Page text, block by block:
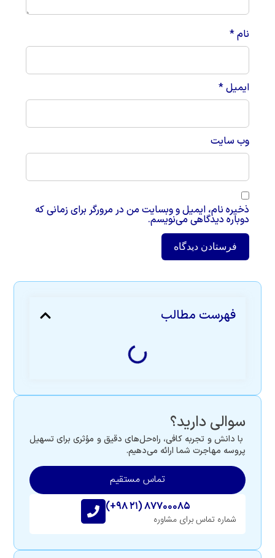
فهرست مطالب
سوالی دارید؟
با دانش و تجربه کافی، راه‌حل‌های دقیق و مؤثری برای تسهیل
پروسه مهاجرت شما ارائه می‌دهیم.
تماس مستقیم
(+۹۸ ۲۱) ۸۷۷۰۰۰۸۵
شماره تماس برای مشاوره
نام*
ایمیل*
وب‌ سایت
ذخیره نام، ایمیل و وبسایت من در مرورگر برای زمانی که
دوباره دیدگاهی می‌نویسم.